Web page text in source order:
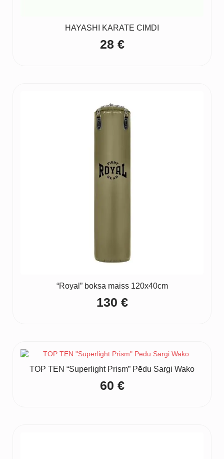
HAYASHI KARATE CIMDI
28 €
“Royal” boksa maiss 120x40cm
130 €
TOP TEN “Superlight Prism” Pēdu Sargi Wako
60 €